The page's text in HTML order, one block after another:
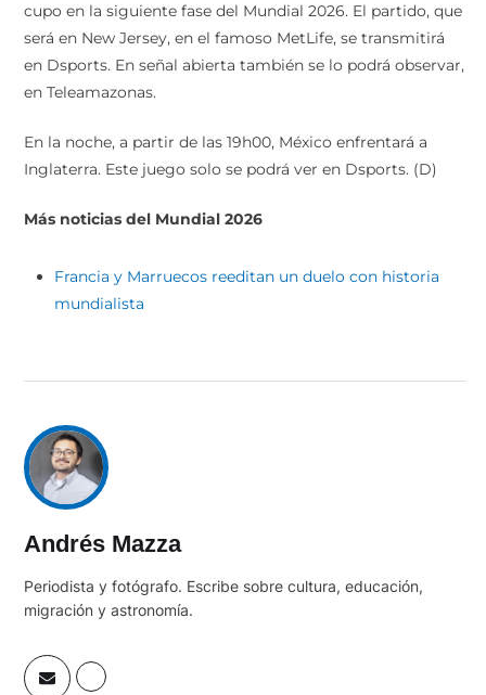
cupo en la siguiente fase del Mundial 2026. El partido, que
será en New Jersey, en el famoso MetLife, se transmitirá
en Dsports. En señal abierta también se lo podrá observar,
en Teleamazonas.
En la noche, a partir de las 19h00, México enfrentará a
Inglaterra. Este juego solo se podrá ver en Dsports. (D)
Más noticias del Mundial 2026
Francia y Marruecos reeditan un duelo con historia
mundialista
Andrés Mazza
Periodista y fotógrafo. Escribe sobre cultura, educación,
migración y astronomía.